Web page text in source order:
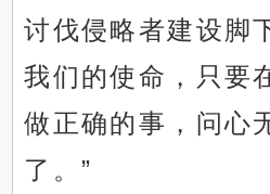
讨伐侵略者建设脚
我们的使命，只要
做正确的事，问心
了。”